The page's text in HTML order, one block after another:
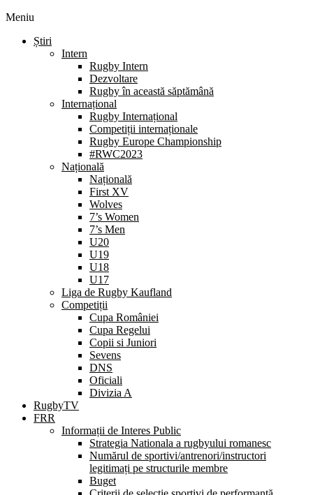
Meniu
Știri
Intern
Rugby Intern
Dezvoltare
Rugby în această săptămână
Internațional
Rugby Internațional
Competiții internaționale
Rugby Europe Championship
#RWC2023
Națională
Națională
First XV
Wolves
7’s Women
7’s Men
U20
U19
U18
U17
Liga de Rugby Kaufland
Competiții
Cupa României
Cupa Regelui
Copii si Juniori
Sevens
DNS
Oficiali
Divizia A
RugbyTV
FRR
Informații de Interes Public
Strategia Nationala a rugbyului romanesc
Numărul de sportivi/antrenori/instructori
legitimați pe structurile membre
Buget